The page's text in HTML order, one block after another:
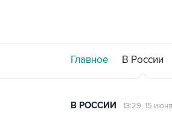
Главное В России
В РОССИИ 13:29, 15